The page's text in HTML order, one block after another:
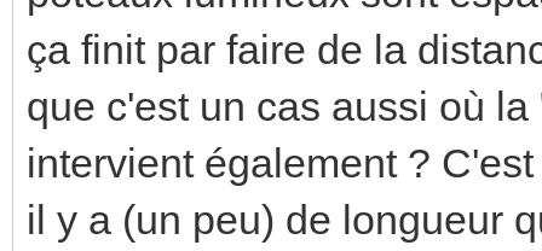
ça finit par faire de la
que c'est un cas aussi où
intervient également ?
il y a (un peu) de longueur